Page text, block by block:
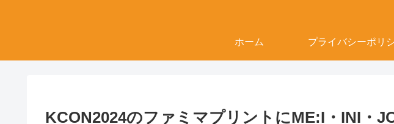
ホーム プライバシーポリ
KCON2024のファミマプリントにME:I・INI・